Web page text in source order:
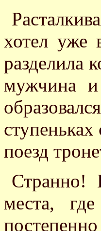
хотел уже
разделила
мужчина и
поезд
Странно!
места,